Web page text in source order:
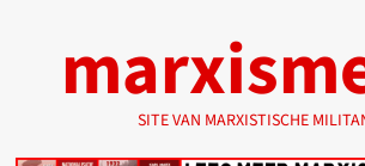
SITE VAN MARXISTISCHE